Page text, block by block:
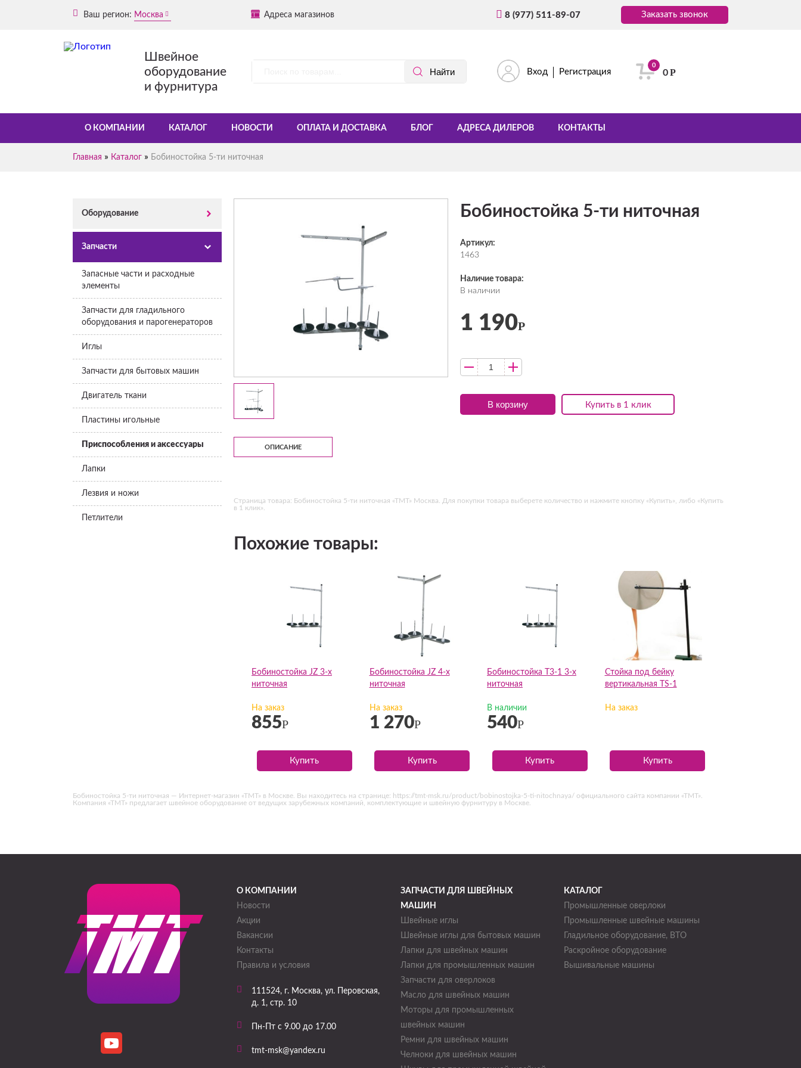
Ваш регион: Москва Адреса магазинов 8 (977) 511-89-07 Заказать звонок
Швейное
оборудование
и фурнитура
Вход Регистрация
0
0Р
О КОМПАНИИ КАТАЛОГ НОВОСТИ ОПЛАТА И ДОСТАВКА БЛОГ АДРЕСА ДИЛЕРОВ КОНТАКТЫ
Главная » Каталог » Бобиностойка 5-ти ниточная
Оборудование
Запчасти
Запасные части и расходные
элементы
Запчасти для гладильного
оборудования и парогенераторов
Иглы
Запчасти для бытовых машин
Двигатель ткани
Пластины игольные
Приспособления и аксессуары
Лапки
Лезвия и ножи
Петлители
Бобиностойка 5-ти ниточная
Артикул:
1463
Наличие товара:
В наличии
Купить в 1 клик
1 190Р
В корзину
ОПИСАНИЕ
Страница товара: Бобиностойка 5-ти ниточная «ТМТ» Москва. Для покупки товара выберете количество и нажмите кнопку «Купить», либо «Купить
в 1 клик».
Похожие товары:
Бобиностойка JZ 3-х
ниточная
На заказ
855Р
Купить
Бобиностойка JZ 4-х
ниточная
На заказ
1 270Р
Купить
Бобиностойка Т3-1 3-х
ниточная
В наличии
540Р
Купить
Стойка под бейку
вертикальная TS-1
На заказ
Купить
Бобиностойка 5-ти ниточная — Интернет-магазин «ТМТ» в Москве. Вы находитесь на странице: https://tmt-msk.ru/product/bobinostojka-5-ti-nitochnaya/ официального сайта компании «ТМТ».
Компания «ТМТ» предлагает швейное оборудование от ведущих зарубежных компаний, комплектующие и швейную фурнитуру в Москве.
О КОМПАНИИ
Новости
Акции
Вакансии
Контакты
Правила и условия
111524, г. Москва, ул. Перовская,
д. 1, стр. 10
Пн-Пт с 9.00 до 17.00
tmt-msk@yandex.ru
ЗАПЧАСТИ ДЛЯ ШВЕЙНЫХ
МАШИН
Швейные иглы
Швейные иглы для бытовых машин
Лапки для швейных машин
Лапки для промышленных машин
Запчасти для оверлоков
Масло для швейных машин
Моторы для промышленных
швейных машин
Ремни для швейных машин
Челноки для швейных машин
КАТАЛОГ
Промышленные оверлоки
Промышленные швейные машины
Гладильное оборудование, ВТО
Раскройное оборудование
Вышивальные машины